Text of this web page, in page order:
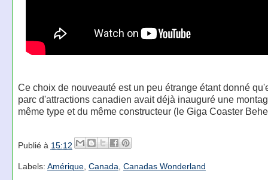
Ce choix de nouveauté est un peu étrange étant donné
parc d'attractions canadien avait déjà inauguré une
même type et du même constructeur (le Giga Coaster
Publié à 15:12
Labels: Amérique, Canada Canadas Wonderland